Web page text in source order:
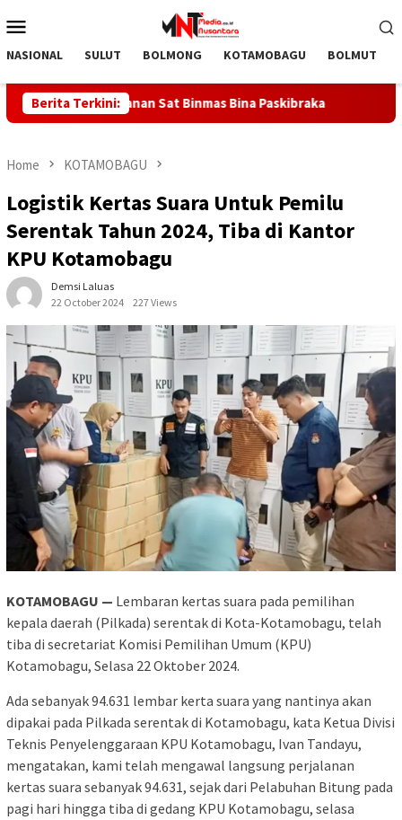
to
Menu
NASIONAL SULUT BOLMONG KOTAMOBAGU BOLMUT
Berita Terkini:
Keamanan Sat Binmas Bina Paskibraka
Home KOTAMOBAGU
Logistik Kertas Suara Untuk Pemilu
Serentak Tahun 2024, Tiba di Kantor
KPU Kotamobagu
Demsi Laluas
22 October 2024
227 Views
KOTAMOBAGU — Lembaran kertas suara pada pemilihan
kepala daerah (Pilkada) serentak di Kota-Kotamobagu, telah
tiba di secretariat Komisi Pemilihan Umum (KPU)
Kotamobagu, Selasa 22 Oktober 2024.
Ada sebanyak 94.631 lembar kerta suara yang nantinya akan
dipakai pada Pilkada serentak di Kotamobagu, kata Ketua Divisi
Teknis Penyelenggaraan KPU Kotamobagu, Ivan Tandayu,
mengatakan, kami telah mengawal langsung perjalanan
kertas suara sebanyak 94.631, sejak dari Pelabuhan Bitung pada
pagi hari hingga tiba di gedang KPU Kotamobagu, selasa